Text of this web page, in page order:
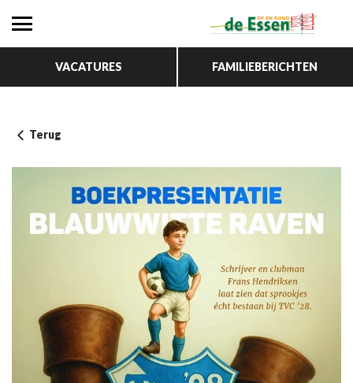
VACATURES FAMILIEBERICHTEN
Terug